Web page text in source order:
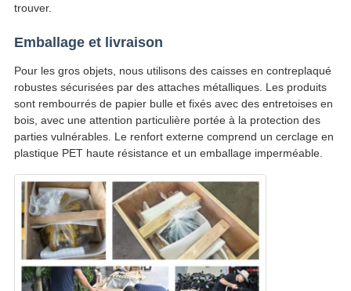
trouver.
Emballage et livraison
Pour les gros objets, nous utilisons des caisses en contreplaqué
robustes sécurisées par des attaches métalliques. Les produits
sont rembourrés de papier bulle et fixés avec des entretoises en
bois, avec une attention particulière portée à la protection des
parties vulnérables. Le renfort externe comprend un cerclage en
plastique PET haute résistance et un emballage imperméable.